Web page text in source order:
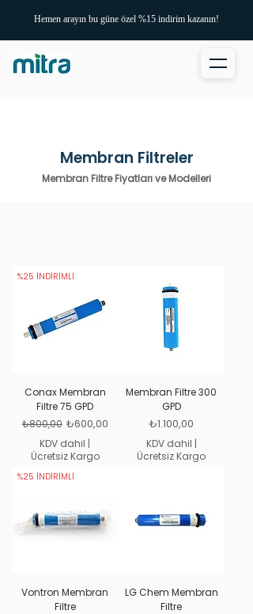
Hemen arayın bu güne özel %15 indirim kazanın!
Membran Filtreler
Membran Filtre Fiyatları ve Modelleri
%25 İNDİRİMLİ
Conax Membran
Filtre 75 GPD
Normal Fiyat
₺800,00 İndirimli Fiyat
₺600,00
KDV dahil |
Ücretsiz Kargo
Membran Filtre 300
GPD
Fiyat
₺1.100,00
KDV dahil |
Ücretsiz Kargo
%25 İNDİRİMLİ
Vontron Membran
Filtre
LG Chem Membran
Filtre